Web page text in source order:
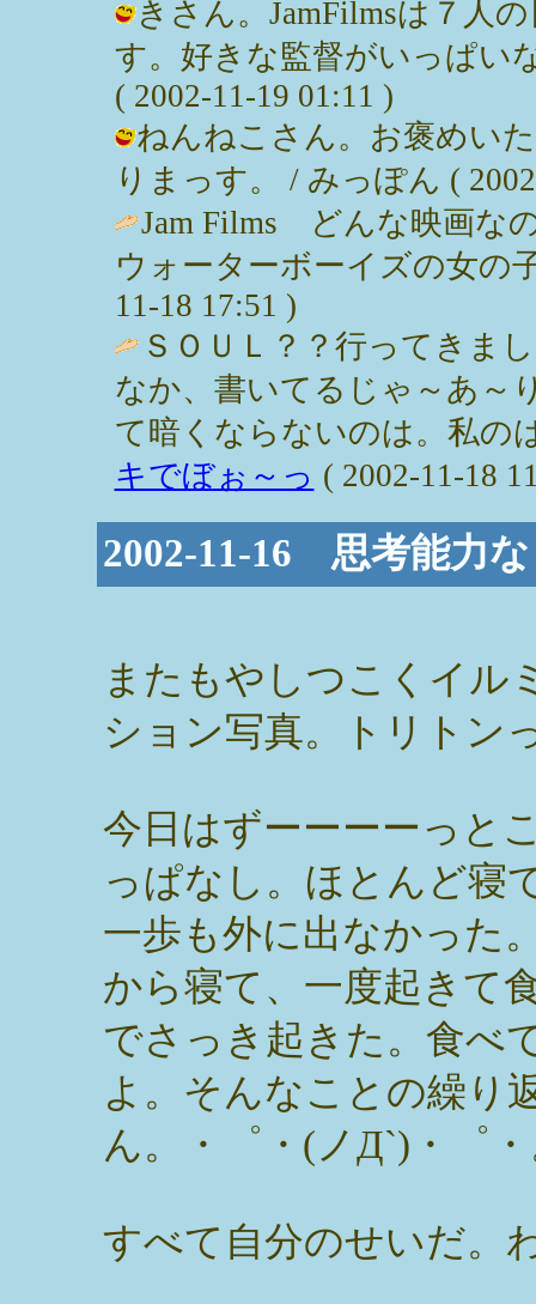
きさん。JamFilmsは７人
す。好きな監督がいっぱい
( 2002-11-19 01:11 )
ねんねこさん。お褒めい
りまっす。 / みっぽん (
Jam Films どんな映画な
ウォーターボーイズの女の
11-18 17:51 )
ＳＯＵＬ？？行ってきま
なか、書いてるじゃ～あ～
て暗くならないのは。私の
キでぼぉ～っ ( 2002-11-18
2002-11-16 思考能力
またもやしつこくイル
ション写真。トリトン
今日はずーーーーっと
っぱなし。ほとんど寝
一歩も外に出なかった
から寝て、一度起きて
でさっき起きた。食べ
よ。そんなことの繰り
ん。・゜・(ノД`)・゜
すべて自分のせいだ。